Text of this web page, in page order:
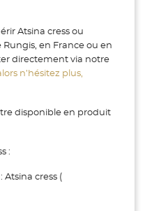
Atsina cress ou
Rungis, en France ou en
directement via notre
n’hésitez plus,
disponible en produit
:
Atsina cress (